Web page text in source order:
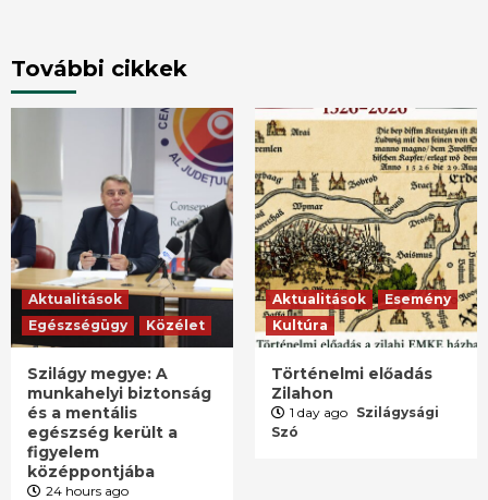
További cikkek
Aktualitások
Egészségügy
Közélet
Szilágy megye: A
munkahelyi biztonság
és a mentális
egészség került a
figyelem
középpontjába
24 hours ago
Aktualitások
Esemény
Kultúra
Történelmi előadás
Zilahon
1 day ago Szilágysági
Szó